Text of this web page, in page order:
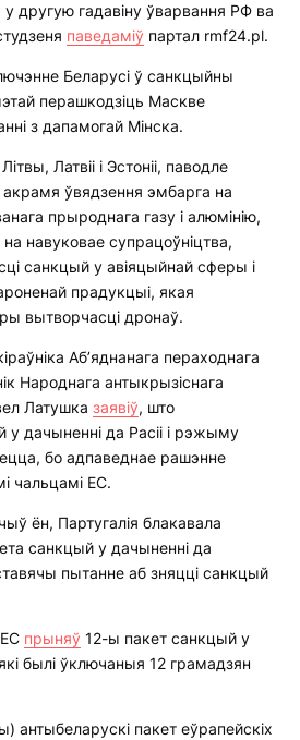
другую гадавіну ўварвання РФ ва
паведаміў партал rmf24.pl.
Беларусі ў санкцыйны
перашкодзіць Маскве
з дапамогай Мінска.
Латвіі і Эстоніі, паводле
ўвядзення эмбарга на
прыроднага газу і алюмінію,
навуковае супрацоўніцтва,
санкцый у авіяцыйнай сферы і
прадукцыі, якая
вытворчасці дронаў.
Аб’яднанага пераходнага
Народнага антыкрызіснага
Латушка заявіў, што
у дачыненні да Расіі і рэжыму
бо адпаведнае рашэнне
чальцамі ЕС.
ён, Партугалія блакавала
санкцый у дачыненні да
пытанне аб зняцці санкцый
прыняў 12-ы пакет санкцый у
былі ўключаныя 12 грамадзян
антыбеларускі пакет еўрапейскіх